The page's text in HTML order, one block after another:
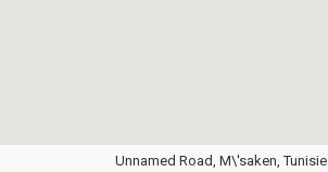
Unnamed Road, M\'saken, Tunisie